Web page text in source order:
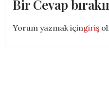
Bir Cevap
Yorum yazmak içingiriş